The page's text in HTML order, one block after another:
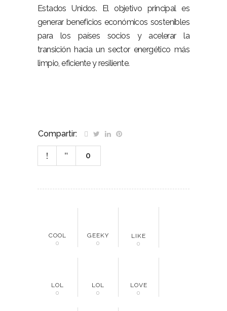
Estados Unidos. El objetivo principal es
generar beneficios económicos sostenibles
para los países socios y acelerar la
transición hacia un sector energético más
limpio, eficiente y resiliente.
Compartir:
0
COOL
0
GEEKY
0
LIKE
0
LOL
0
LOL
0
LOVE
0